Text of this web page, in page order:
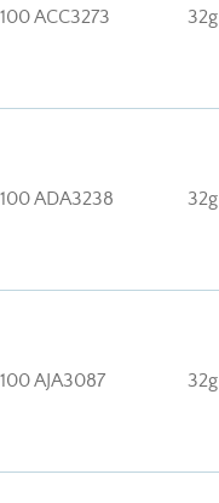
ACC3273 32g
ADA3238 32g
AJA3087 32g